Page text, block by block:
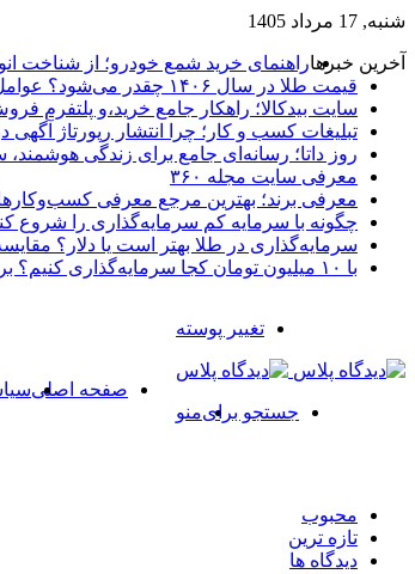
شنبه, 17 مرداد 1405
آخرین خبرهاراهنمای خرید شمع خودرو؛ از شناخت
قیمت طلا در سال ۱۴۰۶ چقدر می‌شود؟ عوامل موثر بر آینده طلا
سایت بیدکالا؛ راهکار جامع خرید،و پلتفرم
تبلیغات کسب و کار؛ چرا انتشار رپورتاژ
روز داتا؛ رسانه‌ای جامع برای زندگی هوشمند،
معرفی سایت مجله ۳۶۰
معرفی برند؛ بهترین مرجع معرفی
چگونه با سرمایه کم سرمایه‌گذاری را شروع
سرمایه‌گذاری در طلا بهتر است یا دلار؟
با ۱۰ میلیون تومان کجا سرمایه‌گذاری کنیم؟ بررسی سودآورترین گزینه‌ها
تغییر پوسته
منوجستجو برای
صفحه اصلی
محبوب
تازه ترین
دیدگاه ها